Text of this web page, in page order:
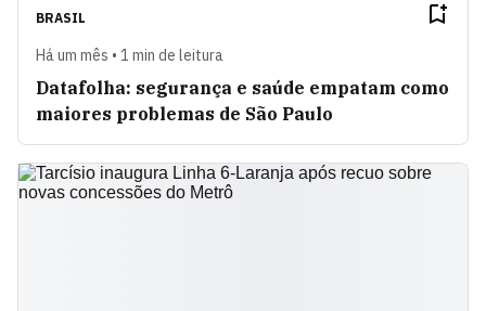
BRASIL
Há um mês • 1 min de leitura
Datafolha: segurança e saúde empatam como
maiores problemas de São Paulo